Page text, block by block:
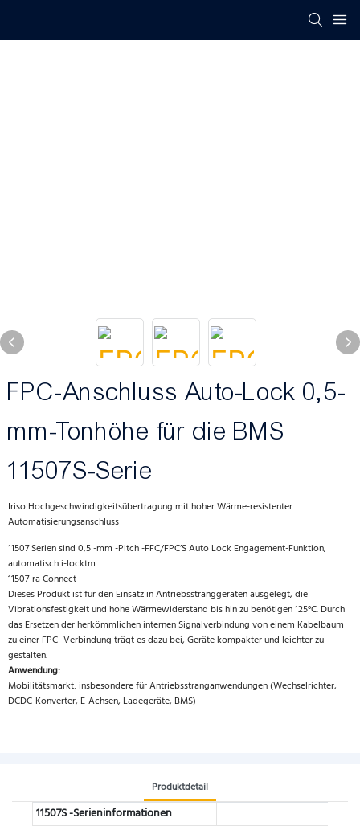
FPC-Anschluss Auto-Lock 0,5-
mm-Tonhöhe für die BMS
11507S-Serie
Iriso Hochgeschwindigkeitsübertragung mit hoher Wärme-resistenter
Automatisierungsanschluss
11507 Serien sind 0,5 -mm -Pitch -FFC/FPC’S Auto Lock Engagement-Funktion,
automatisch i-locktm.
11507-ra Connect
Dieses Produkt ist für den Einsatz in Antriebsstranggeräten ausgelegt, die
Vibrationsfestigkeit und hohe Wärmewiderstand bis hin zu benötigen 125°C. Durch
das Ersetzen der herkömmlichen internen Signalverbindung von einem Kabelbaum
zu einer FPC -Verbindung trägt es dazu bei, Geräte kompakter und leichter zu
gestalten.
Anwendung:
Mobilitätsmarkt: insbesondere für Antriebsstranganwendungen (Wechselrichter,
DCDC-Konverter, E-Achsen, Ladegeräte, BMS)
Produktdetail
11507S -Serieninformationen